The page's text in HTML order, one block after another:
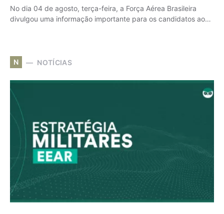
No dia 04 de agosto, terça-feira, a Força Aérea Brasileira
divulgou uma informação importante para os candidatos ao…
N NOTÍCIAS